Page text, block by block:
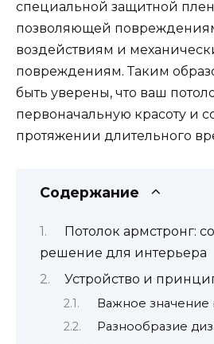
специальной защитной
позволяющей
воздействиям и
повреждениям. Таким
быть уверены, что ваш
первоначальную красоту и
протяжении длительного
Содержание
Потолок армстронг:
решение для интерьера
Устройство и
Важное значение
Разнообразие